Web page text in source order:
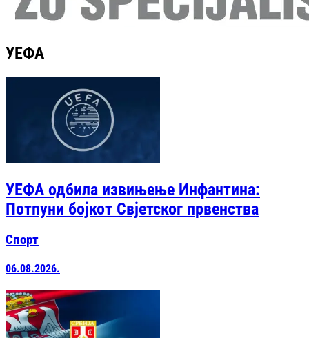
УЕФА
УЕФА одбила извињење Инфантина:
Потпуни бојкот Свјетског првенства
Спорт
06.08.2026.